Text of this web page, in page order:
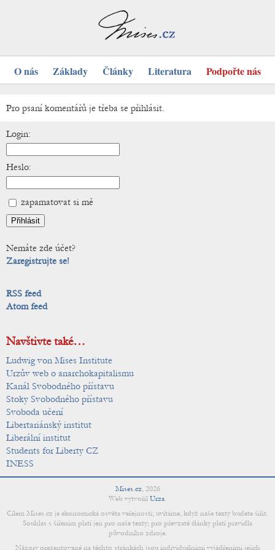
O nás Základy Články Literatura Podpořte nás
Pro psaní komentářů je třeba se přihlásit.
Login:
Heslo:
zapamatovat si mě
Nemáte zde účet?
Zaregistrujte se!
RSS feed
Atom feed
Navštivte také…
Ludwig von Mises Institute
Urzův web o anarchokapitalismu
Kanál Svobodného přístavu
Stoky Svobodného přístavu
Svoboda učení
Libertariánský institut
Liberální institut
Students for Liberty CZ
INESS
Mises.cz, 2026
Web vytvořil Urza.
Cílem Mises.cz je ekonomická osvěta veřejnosti; uvítáme, když naše texty budete šířit.
Souhlas s šířením platí jen pro naše texty; pro převzaté články platí pravidla
původního zdroje.
Názory prezentované na těchto stránkách jsou individuálními vyjádřeními jejich